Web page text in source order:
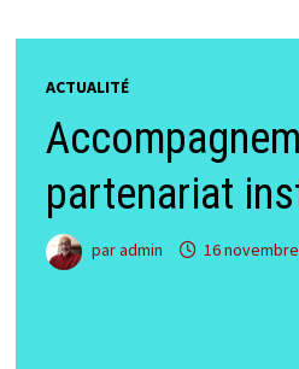
ACTUALITÉ
partenariat
paradmin 16